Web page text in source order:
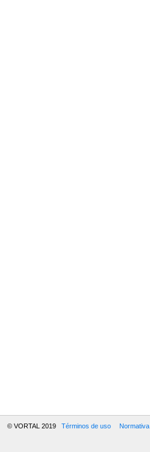
© VORTAL 2019 Términos de uso Normativa